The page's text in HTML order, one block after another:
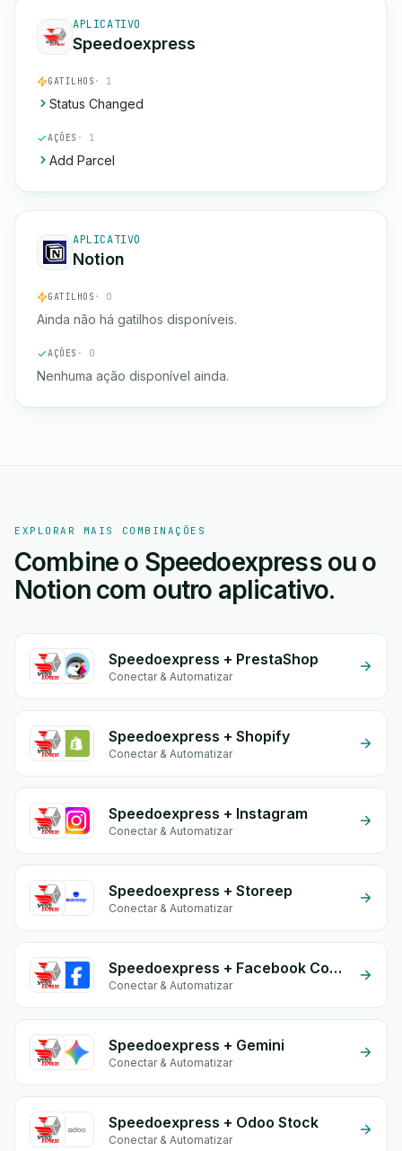
APLICATIVO
Speedoexpress
GATILHOS · 1
Status Changed
AÇÕES · 1
Add Parcel
APLICATIVO
Notion
GATILHOS · 0
Ainda não há gatilhos disponíveis.
AÇÕES · 0
Nenhuma ação disponível ainda.
EXPLORAR MAIS COMBINAÇÕES
Combine o Speedoexpress ou o
Notion com outro aplicativo.
Speedoexpress + PrestaShop
Conectar & Automatizar
Speedoexpress + Shopify
Conectar & Automatizar
Speedoexpress + Instagram
Conectar & Automatizar
Speedoexpress + Storeep
Conectar & Automatizar
Speedoexpress + Facebook Commerce
Conectar & Automatizar
Speedoexpress + Gemini
Conectar & Automatizar
Speedoexpress + Odoo Stock
Conectar & Automatizar